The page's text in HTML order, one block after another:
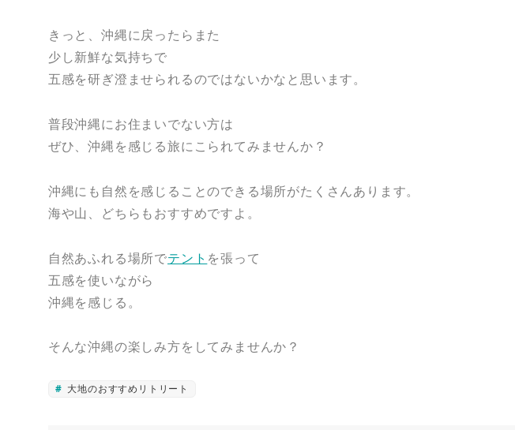
きっと、沖縄に戻ったらまた
少し新鮮な気持ちで
五感を研ぎ澄ませられるのではないかなと思います。
普段沖縄にお住まいでない方は
ぜひ、沖縄を感じる旅にこられてみませんか？
沖縄にも自然を感じることのできる場所がたくさんあります。
海や山、どちらもおすすめですよ。
自然あふれる場所でテント を張って
五感を使いながら
沖縄を感じる。
そんな沖縄の楽しみ方をしてみませんか？
大地のおすすめリトリート